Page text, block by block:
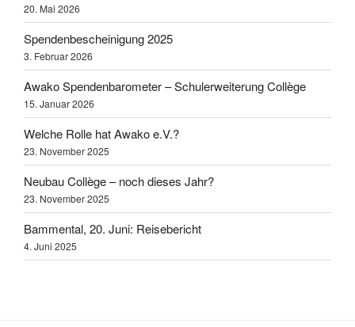
20. Mai 2026
Spendenbescheinigung 2025
3. Februar 2026
Awako Spendenbarometer – Schulerweiterung Collège
15. Januar 2026
Welche Rolle hat Awako e.V.?
23. November 2025
Neubau Collège – noch dieses Jahr?
23. November 2025
Bammental, 20. Juni: Reisebericht
4. Juni 2025